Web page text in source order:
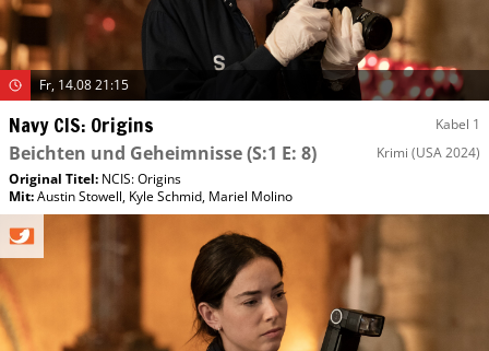
Fr, 14.08 21:15
Navy CIS: Origins Kabel 1
Beichten und Geheimnisse(S:1 E: 8) Krimi (USA 2024)
Original Titel: NCIS: Origins
Mit:Austin Stowell, Kyle Schmid, Mariel Molino